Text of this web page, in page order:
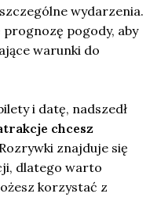
wydarzenia.
pogody, aby
warunki do
i datę, nadszedł
chcesz
znajduje się
dlatego warto
korzystać z